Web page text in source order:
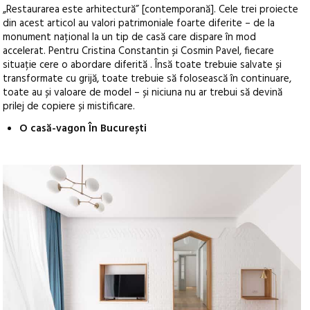
„Restaurarea este arhitectură” [contemporană]. Cele trei proiecte
din acest articol au valori patrimoniale foarte diferite – de la
monument național la un tip de casă care dispare în mod
accelerat. Pentru Cristina Constantin și Cosmin Pavel, fiecare
situație cere o abordare diferită . Însă toate trebuie salvate și
transformate cu grijă, toate trebuie să folosească în continuare,
toate au și valoare de model – și niciuna nu ar trebui să devină
prilej de copiere și mistificare.
O casă-vagon În București